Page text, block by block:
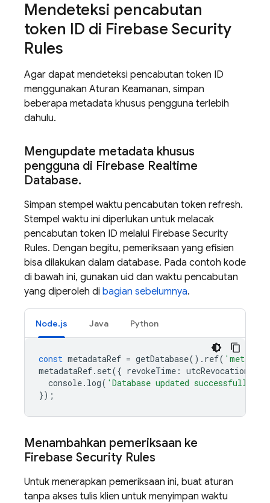
Mendeteksi pencabutan
token ID di Firebase Security
Rules
Agar dapat mendeteksi pencabutan token ID
menggunakan Aturan Keamanan, simpan
beberapa metadata khusus pengguna terlebih
dahulu.
Mengupdate metadata khusus
pengguna di Firebase Realtime
Database.
Simpan stempel waktu pencabutan token refresh.
Stempel waktu ini diperlukan untuk melacak
pencabutan token ID melalui Firebase Security
Rules. Dengan begitu, pemeriksaan yang efisien
bisa dilakukan dalam database. Pada contoh kode
di bawah ini, gunakan uid dan waktu pencabutan
yang diperoleh di bagian sebelumnya.
Node.js Java Python
const metadataRef = getDatabase(). ref(
metadataRef. set({ revokeTime :
console. log( 'Database updated successfully.'
});
Menambahkan pemeriksaan ke
Firebase Security Rules
Untuk menerapkan pemeriksaan ini, buat aturan
tanpa akses tulis klien untuk menyimpan waktu